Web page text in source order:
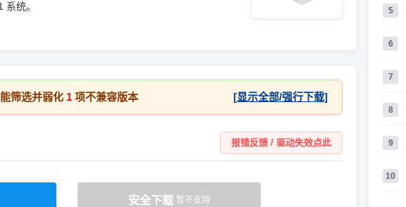
统。
筛选并弱化 1 项不兼容版本 [显示全部/强行下载]
报错反馈 / 驱动失效点此
安全下载 暂不支持
5
6
7
8
9
10